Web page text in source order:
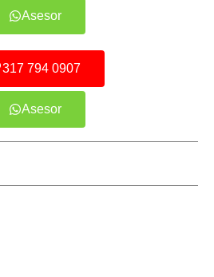
Asesor
317 794 0907
Asesor